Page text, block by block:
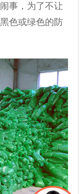
事，为了不让
色或绿色的防